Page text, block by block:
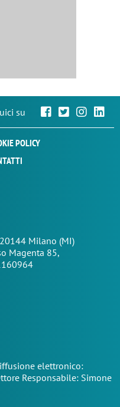
su
POLICY
Milano (MI)
Magenta 85,
elettronico:
Responsabile: Simone